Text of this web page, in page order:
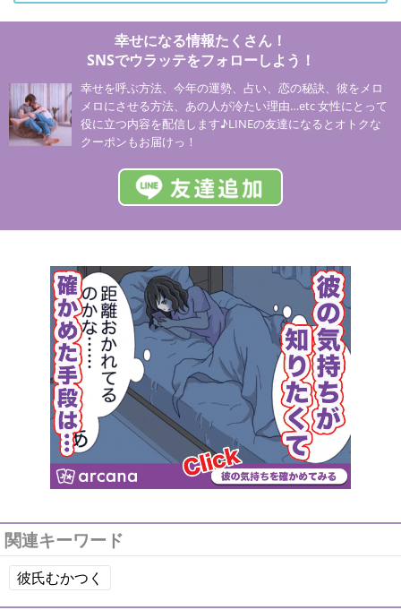
幸せになる情報たくさん！
SNSでウラッテをフォローしよう！
幸せを呼ぶ方法、今年の運勢、占い、恋の秘訣、彼をメロ
メロにさせる方法、あの人が冷たい理由…etc 女性にとって
役に立つ内容を配信します♪LINEの友達になるとオトクな
クーポンもお届けっ！
関連キーワード
彼氏むかつく